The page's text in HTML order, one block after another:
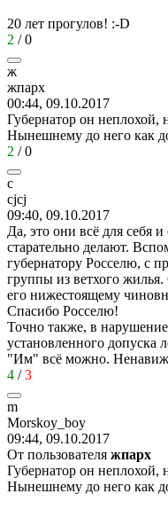
20 лет прогулов! :-D
2 /0
ж
жпарх
00:44, 09.10.2017
Губернатор он неплохой,
Нынешнему до него как
2 /0
c
cjcj
09:40, 09.10.2017
Да, это они всё для себя
старательно делают.
губернатору Росселю, с
группы из ветхого
его нижестоящему
Спасибо Росселю!
Точно также, в
установленного допуска
"Им" всё можно.
4 /3
m
Morskoy_boy
09:44, 09.10.2017
От пользователя жпарх
Губернатор он неплохой,
Нынешнему до него как